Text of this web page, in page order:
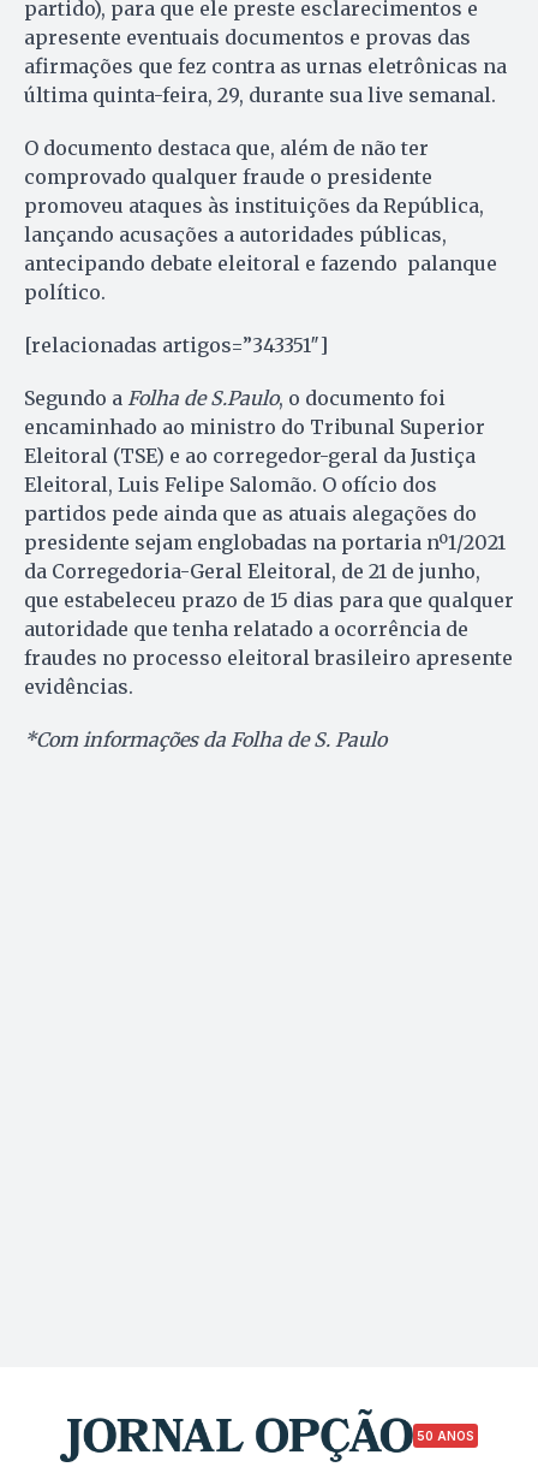
partido), para que ele preste esclarecimentos e
apresente eventuais documentos e provas das
afirmações que fez contra as urnas eletrônicas na
última quinta-feira, 29, durante sua live semanal.
O documento destaca que, além de não ter
comprovado qualquer fraude o presidente
promoveu ataques às instituições da República,
lançando acusações a autoridades públicas,
antecipando debate eleitoral e fazendo palanque
político.
[relacionadas artigos=”343351″]
Segundo a Folha de S.Paulo, o documento foi
encaminhado ao ministro do Tribunal Superior
Eleitoral (TSE) e ao corregedor-geral da Justiça
Eleitoral, Luis Felipe Salomão. O ofício dos
partidos pede ainda que as atuais alegações do
presidente sejam englobadas na portaria nº1/2021
da Corregedoria-Geral Eleitoral, de 21 de junho,
que estabeleceu prazo de 15 dias para que qualquer
autoridade que tenha relatado a ocorrência de
fraudes no processo eleitoral brasileiro apresente
evidências.
*Com informações da Folha de S. Paulo
50 ANOS